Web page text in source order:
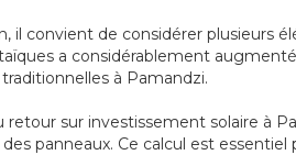
il convient de considérer plusieurs
a considérablement
à Pamandzi.
sur investissement solaire à
panneaux. Ce calcul est essentiel